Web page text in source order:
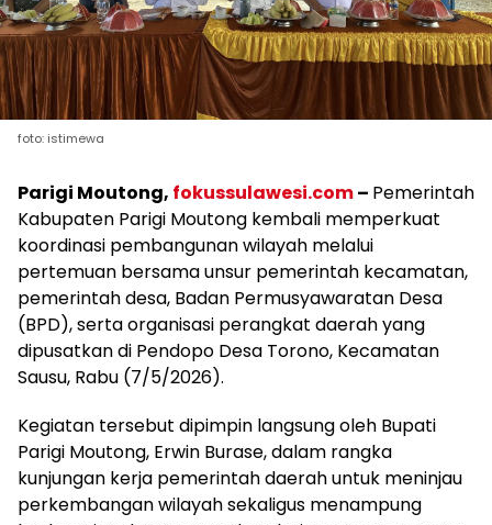
foto: istimewa
Parigi Moutong, fokussulawesi.com– Pemerintah
Kabupaten Parigi Moutong kembali memperkuat
koordinasi pembangunan wilayah melalui
pertemuan bersama unsur pemerintah kecamatan,
pemerintah desa, Badan Permusyawaratan Desa
(BPD), serta organisasi perangkat daerah yang
dipusatkan di Pendopo Desa Torono, Kecamatan
Sausu, Rabu (7/5/2026).
Kegiatan tersebut dipimpin langsung oleh Bupati
Parigi Moutong, Erwin Burase, dalam rangka
kunjungan kerja pemerintah daerah untuk meninjau
perkembangan wilayah sekaligus menampung